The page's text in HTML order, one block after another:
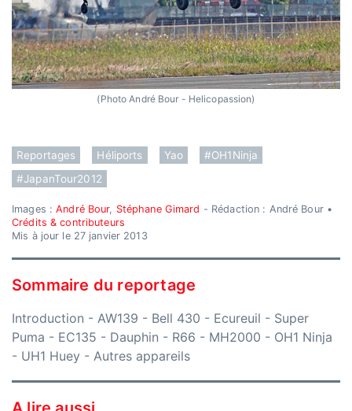
(Photo André Bour - Helicopassion)
Reportages Héliports Yao
#OH1Ninja
#JapanTour2012
Images :André Bour, Stéphane Gimard - Rédaction : André Bour •
Crédits & contributeurs
Mis à jour le 27 janvier 2013
Sommaire du reportage
Introduction - AW139 - Bell 430 - Ecureuil - Super
Puma - EC135 - Dauphin - R66 - MH2000 - OH1 Ninja
- UH1 Huey - Autres appareils